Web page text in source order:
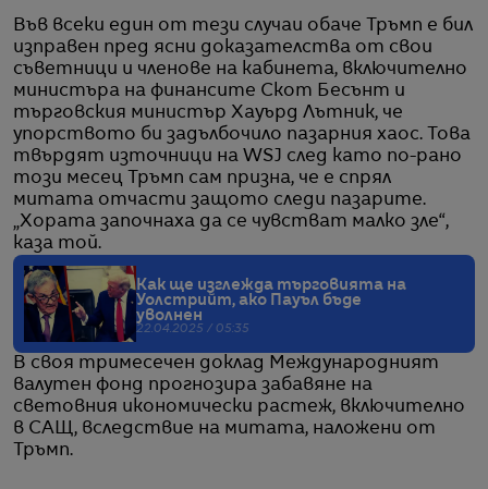
Във всеки един от тези случаи обаче Тръмп е бил
изправен пред ясни доказателства от свои
съветници и членове на кабинета, включително
министъра на финансите Скот Бесънт и
търговския министър Хауърд Лътник, че
упорството би задълбочило пазарния хаос. Това
твърдят източници на WSJ след като по-рано
този месец Тръмп сам призна, че е спрял
митата отчасти защото следи пазарите.
„Хората започнаха да се чувстват малко зле“,
каза той.
Как ще изглежда търговията на
Уолстрийт, ако Пауъл бъде
уволнен
22.04.2025 / 05:35
В своя тримесечен доклад Международният
валутен фонд прогнозира забавяне на
световния икономически растеж, включително
в САЩ, вследствие на митата, наложени от
Тръмп.